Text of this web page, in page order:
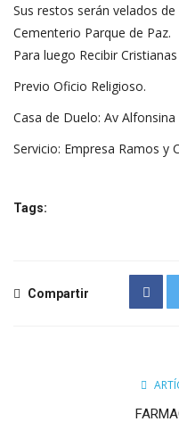
Sus restos serán velados
Cementerio Parque de Paz.
Para luego Recibir
Previo Oficio Religioso.
Casa de Duelo: Av Alfonsina
Servicio: Empresa Ramos y
Tags:
Compartir